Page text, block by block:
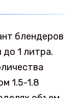
блендеров
1 литра.
1.5-1.8